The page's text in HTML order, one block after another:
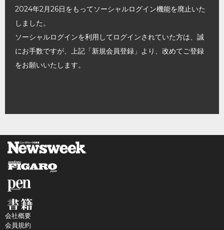
2024年2月26日をもってソーシャルログイン機能を廃止いた
しました。
ソーシャルログインを利用してログインされていた方は、誠
にお手数ですが、上記「新規会員登録」より、改めてご登録
をお願いいたします。
会社概要
会員規約